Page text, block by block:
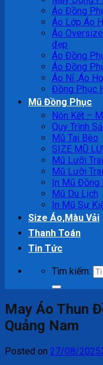
Áo Đồng
Áo Lớp Áo
Áo
đẹp
Áo Đồng
Áo Đồng
Áo Nỉ ,Áo
Đồng Phục
Mũ Đồng Phục
Nón Kết –
Quy Trình
Mũ Tai Bèo
SIZE MŨ
Mũ Lưỡi
Mũ Lưỡi
In Mũ Đồng
Mũ Du Lịch
In Mũ Sự
Size Áo,Màu Vải
Thanh Toán
Tin Tức
Tìm kiếm:
May Áo Thun
Quảng Nam
Posted on 27/08/2025